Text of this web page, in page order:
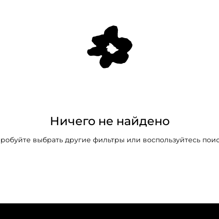
Ничего не найдено
выбрать другие фильтры или воспользуйтесь